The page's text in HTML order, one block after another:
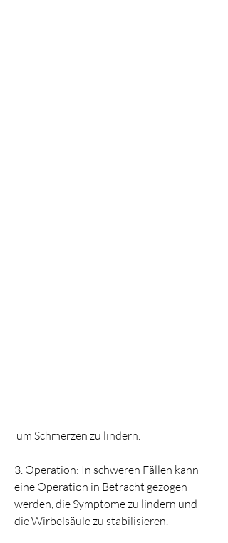
um Schmerzen zu lindern.
3. Operation: In schweren Fällen kann
eine Operation in Betracht gezogen
werden, die Symptome zu lindern und
die Wirbelsäule zu stabilisieren.